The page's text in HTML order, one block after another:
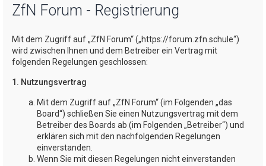
ZfN Forum - Registrierung
Mit dem Zugriff auf „ZfN Forum“ („https://forum.zfn.schule“)
wird zwischen Ihnen und dem Betreiber ein Vertrag mit
folgenden Regelungen geschlossen:
1. Nutzungsvertrag
Mit dem Zugriff auf „ZfN Forum“ (im Folgenden „das
Board“) schließen Sie einen Nutzungsvertrag mit dem
Betreiber des Boards ab (im Folgenden „Betreiber“) und
erklären sich mit den nachfolgenden Regelungen
einverstanden.
Wenn Sie mit diesen Regelungen nicht einverstanden